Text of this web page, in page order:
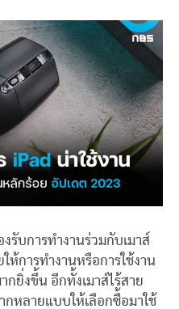
รับการทำงานร่วมกับเมาส์
ห้การทำงานหรือการใช้งาน
ยิ่งขึ้น อีกทั้งเมาส์ไร้สาย
หลายแบบให้เลือกซื้อมาใช้